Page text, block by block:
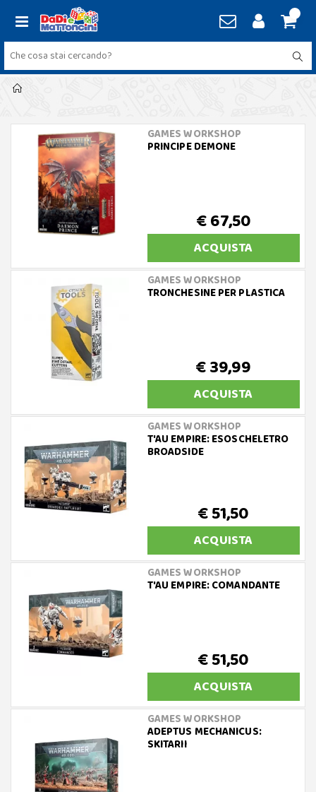
GAMES WORKSHOP
PRINCIPE DEMONE
€ 67,50
ACQUISTA
GAMES WORKSHOP
TRONCHESINE PER PLASTICA
€ 39,99
ACQUISTA
GAMES WORKSHOP
T'AU EMPIRE: ESOSCHELETRO
BROADSIDE
€ 51,50
ACQUISTA
GAMES WORKSHOP
T'AU EMPIRE: COMANDANTE
€ 51,50
ACQUISTA
GAMES WORKSHOP
ADEPTUS MECHANICUS:
SKITARII